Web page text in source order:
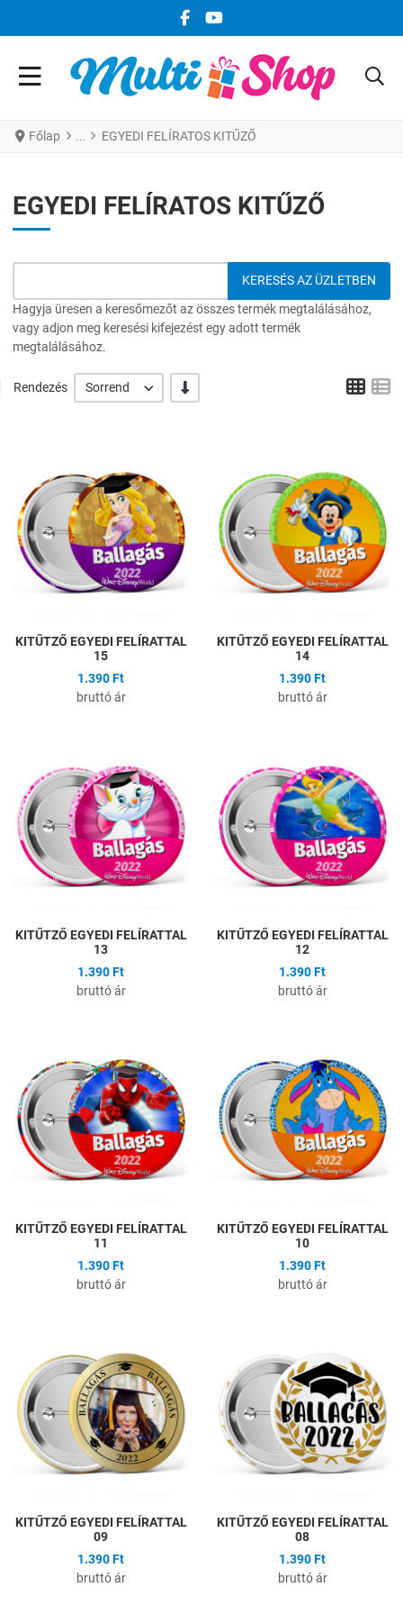
FACEBOOK KÖZÖSSÉGI LINK
YOUTUBE KÖZÖSSÉGI LINK
Főlap EGYEDI FELÍRATOS KITŰZŐ
EGYEDI FELÍRATOS KITŰZŐ
Hagyja üresen a keresőmezőt az összes termék megtalálásához,
vagy adjon meg keresési kifejezést egy adott termék
megtalálásához.
Rendezés Sorrend -/+ Grid
Összehasonlítás
Gyors nézet
KITŰTZŐ EGYEDI FELÍRATTAL
15
1.390 Ft
bruttó ár
KITŰTZŐ EGYEDI FELÍRATTAL
14
1.390 Ft
bruttó ár
Összehasonlítás
Gyors nézet
KITŰTZŐ EGYEDI FELÍRATTAL
13
1.390 Ft
bruttó ár
KITŰTZŐ EGYEDI FELÍRATTAL
12
1.390 Ft
bruttó ár
Összehasonlítás
Gyors nézet
KITŰTZŐ EGYEDI FELÍRATTAL
11
1.390 Ft
bruttó ár
KITŰTZŐ EGYEDI FELÍRATTAL
10
1.390 Ft
bruttó ár
Összehasonlítás
Gyors nézet
KITŰTZŐ EGYEDI FELÍRATTAL
09
1.390 Ft
bruttó ár
KITŰTZŐ EGYEDI FELÍRATTAL
08
1.390 Ft
bruttó ár